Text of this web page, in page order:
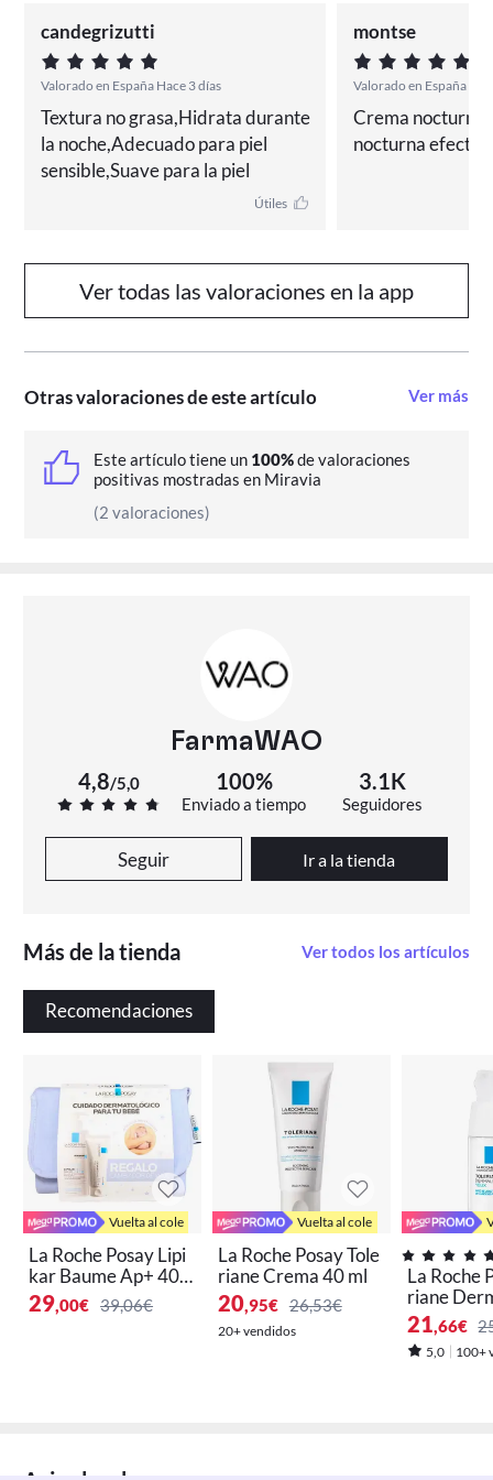
- Agua Termal de la Roche Posay: calma la sensación de
quemazón y tirantez de las pieles intolerantes.
Posee una carta de formulación estricta con el mínimo
número de ingredientes posible, para minimizar el
riesgo de intolerancias y alergias.
Además, su fórmula está contenida en un envase con
tecnología ultra hermética que garantiza una seguridad
y ausencia de contaminación, algo imprescindible para
¿QUÉ COMPONENTES TIENE LA
ROCHE POSAY TOLERIANE
ULTRA CREMA NOCHE 40 ML .?
- Aqua / water
- Squalane
- Butylene glycol
- Butyrospermum parkii butter / shea butter
- Pentylene glycol
- Niacinamide
- Glyceryl acrylate/acrylic acid copolymer
- Aluminum starch octenylsuccinate
- Disodium edta
- Citric acid
- Acetyl dipeptide-1 cetyl ester
- Xanthan gum
- T-butyl alcohol
- Toluene sulfonic acid
candegrizutti
Valorado en España Hace 3 días
Textura no grasa,Hidrata durante
la noche,Adecuado para piel
sensible,Suave para la piel
Útiles
montse
Valorado en España
Crema nocturna
nocturna
Ver todas las valoraciones en la app
Otras valoraciones de este artículo Ver más
Este artículo tiene un 100%de valoraciones
positivas mostradas en Miravia
(2 valoraciones)
FarmaWAO
4,8/5,0 100%
Enviado a tiempo
3.1K
Seguidores
Seguir Ir a la tienda
Más de la tienda Ver todos los artículos
Recomendaciones
Vuelta al cole
La Roche Posay Lipi
kar Baume Ap+ 400
ml + Cicaplast Baum
e 40 ml+ Cambiador
29 ,00€ 39,06€
Vuelta al cole
La Roche Posay Tole
riane Crema 40 ml
20,95€ 26,53€
20+ vendidos
La Roche
riane
Ojos 20 ml
21 ,66€
5,0 100+